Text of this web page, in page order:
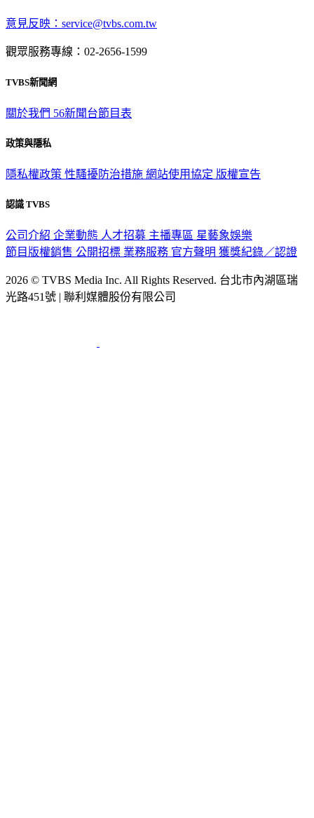
意見反映：service@tvbs.com.tw
觀眾服務專線：02-2656-1599
TVBS新聞網
關於我們 56新聞台節目表
政策與隱私
隱私權政策 性騷擾防治措施 網站使用協定 版權宣告
認識 TVBS
公司介紹 企業動態 人才招募 主播專區 星藝象娛樂
節目版權銷售 公開招標 業務服務 官方聲明 獲獎紀錄／認證
2026 © TVBS Media Inc. All Rights Reserved. 台北市內湖區瑞
光路451號 | 聯利媒體股份有限公司